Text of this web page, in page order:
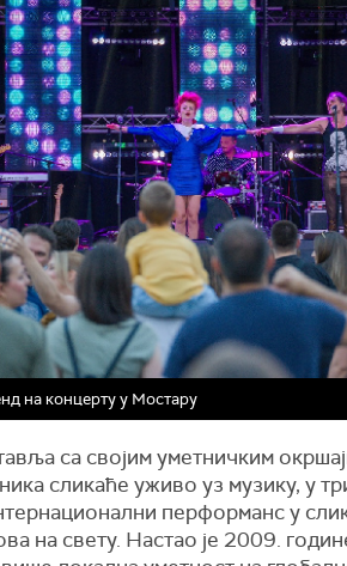
на концерту у Мостару
са својим уметничким
сликаће уживо уз музику, у
перформанс у
на свету. Настао је 2009.